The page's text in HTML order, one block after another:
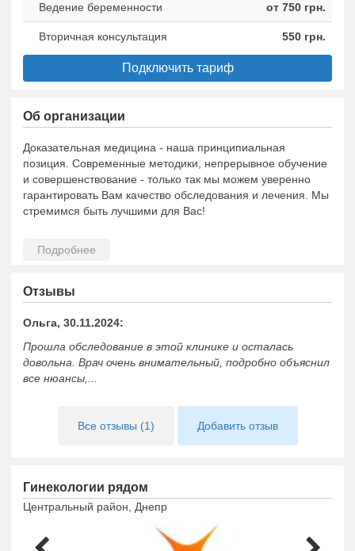
Ведение беременности от 750 грн.
Вторичная консультация 550 грн.
Подключить тариф
Об организации
Доказательная медицина - наша принципиальная
позиция. Современные методики, непрерывное обучение
и совершенствование - только так мы можем уверенно
гарантировать Вам качество обследования и лечения. Мы
стремимся быть лучшими для Вас!
Отзывы
Ольга, 30.11.2024:
Прошла обследование в этой клинике и осталась
довольна. Врач очень внимательный, подробно объяснил
все нюансы,...
Все отзывы (1) Добавить отзыв
Гинекологии рядом
Центральный район, Днепр